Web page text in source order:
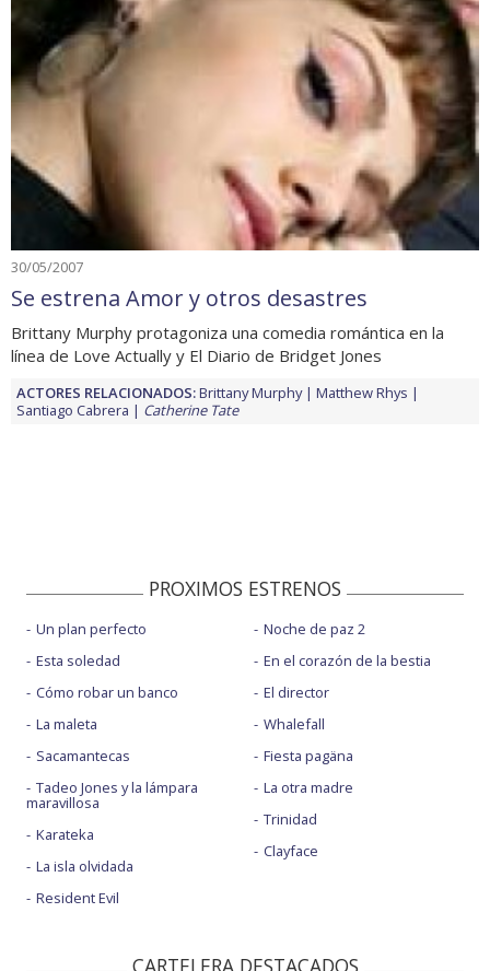
30/05/2007
Se estrena Amor y otros desastres
Brittany Murphy protagoniza una comedia romántica en la
línea de Love Actually y El Diario de Bridget Jones
ACTORES RELACIONADOS:Brittany Murphy
Matthew Rhys
Santiago Cabrera
Catherine Tate
PROXIMOS ESTRENOS
Un plan perfecto
Esta soledad
Cómo robar un banco
La maleta
Sacamantecas
Tadeo Jones y la lámpara
maravillosa
Karateka
La isla olvidada
Resident Evil
Noche de paz 2
En el corazón de la bestia
El director
Whalefall
Fiesta pagäna
La otra madre
Trinidad
Clayface
CARTELERA DESTACADOS